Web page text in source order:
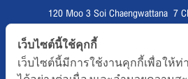
120 Moo 3 Soi Chaengwattana 7
Fax :02 123
เว็บไซต์นี้ใช้คุกกี้
เว็บไซต์นี้มีการใช้งานคุกกี้เพื่อให้